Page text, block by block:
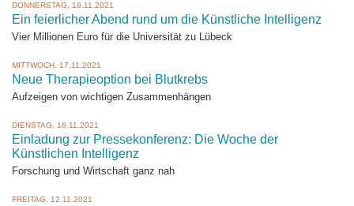
DONNERSTAG, 18.11.2021
Ein feierlicher Abend rund um die Künstliche Intelligenz
Vier Millionen Euro für die Universität zu Lübeck
MITTWOCH, 17.11.2021
Neue Therapieoption bei Blutkrebs
Aufzeigen von wichtigen Zusammenhängen
DIENSTAG, 16.11.2021
Einladung zur Pressekonferenz: Die Woche der
Künstlichen Intelligenz
Forschung und Wirtschaft ganz nah
FREITAG, 12.11.2021